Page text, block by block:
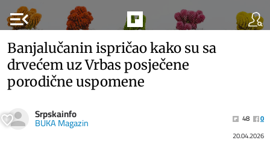
menu_open
Banjalučanin ispričao kako su sa
drvećem uz Vrbas posječene
porodične uspomene
Srpskainfo
BUKA Magazin 48
0
20.04.2026